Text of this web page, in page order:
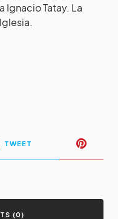
Tatay. La
TWEET
(0)